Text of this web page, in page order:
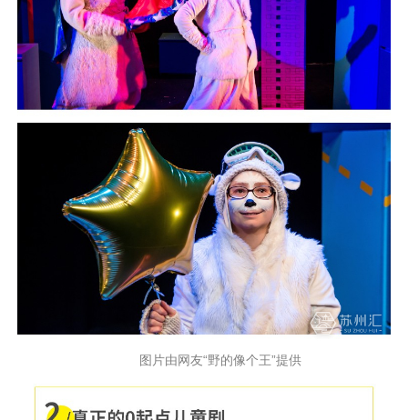
图片由网友“野的像个王”提供